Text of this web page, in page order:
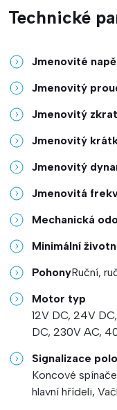
Technické
Jmenovité
Jmenovitý
Jmenovitý
Jmenovitý
Jmenovitý
Jmenovitá
Mechanická
Minimální
PohonyRuční,
Motor typ
12V DC, 24V
DC, 230V AC,
Signalizace
Koncové
hlavní hřídeli,